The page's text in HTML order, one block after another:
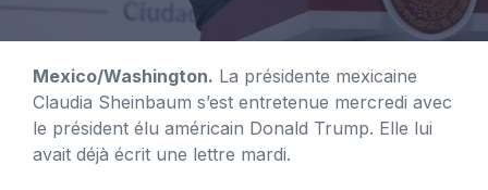
Mexico/Washington. La présidente mexicaine
Claudia Sheinbaum s’est entretenue mercredi avec
le président élu américain Donald Trump. Elle lui
avait déjà écrit une lettre mardi.